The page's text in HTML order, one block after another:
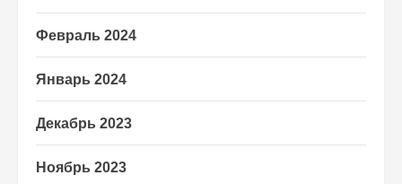
Февраль 2024
Январь 2024
Декабрь 2023
Ноябрь 2023